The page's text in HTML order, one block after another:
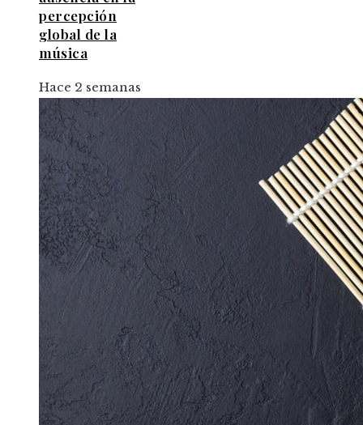
percepción
global de la
música
Hace 2 semanas